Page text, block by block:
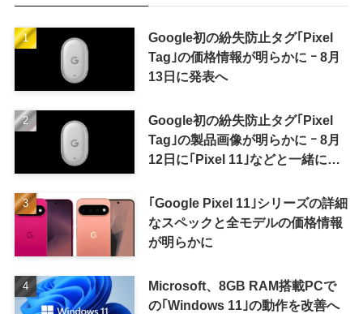
Google初の紛失防止タグ｢Pixel
Tag｣の価格情報が明らかに ｰ 8月
13日に発表へ
Google初の紛失防止タグ｢Pixel
Tag｣の製品画像が明らかに ｰ 8月
12日に｢Pixel 11｣などと一緒に発
｢Google Pixel 11｣シリーズの詳細
なスペックと全モデルの価格情報
が明らかに
Microsoft、8GB RAM搭載PCで
の｢Windows 11｣の動作を改善へ